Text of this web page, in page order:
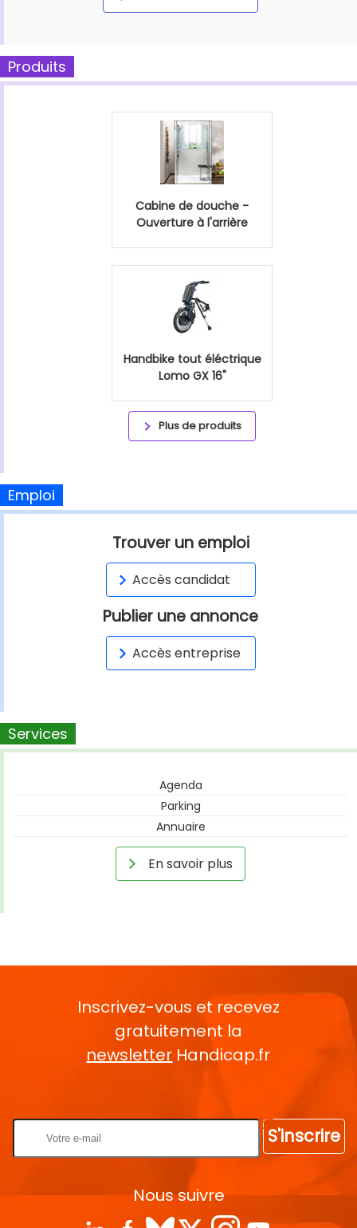
Produits
Cabine de douche -
Ouverture à l'arrière
Handbike tout éléctrique
Lomo GX 16"
Plus de produits
Emploi
Trouver un emploi
Accès candidat
Publier une annonce
Accès entreprise
Services
Agenda
Parking
Annuaire
En savoir plus
Inscrivez-vous et recevez
gratuitement la
newsletter Handicap.fr
S'inscrire
Nous suivre